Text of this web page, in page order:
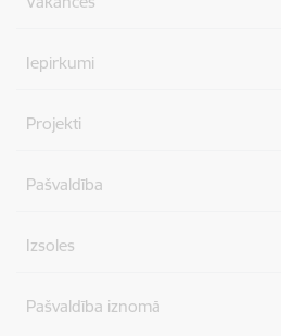
Iepirkumi
Projekti
Pašvaldība
Izsoles
Pašvaldība iznomā